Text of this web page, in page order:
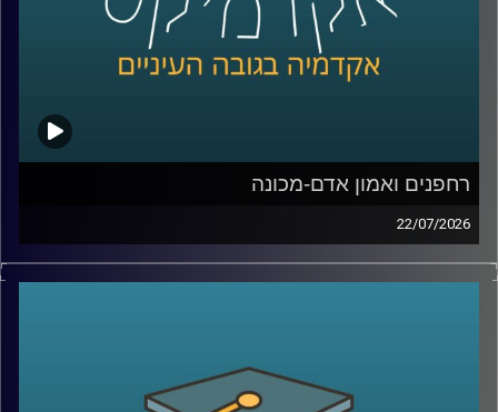
קרדיט תמונות:AudioVersity
רחפנים ואמון אדם-מכונה
22/07/2026
אם לפני עשור היינו אומרים את המילה “רחפן”, כנראה שהיינו
חושבים על צילום מהאוויר או על גאדג’ט מגניב. היום התמונה
ובמקרים מסוימים אפילו מסוגלים לבצע חלק מהמשימות
שלהם באופן עצמאי.